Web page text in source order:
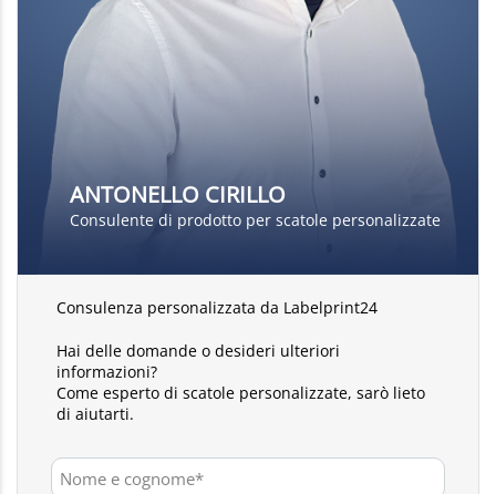
ANTONELLO CIRILLO
Consulente di prodotto per scatole personalizzate
Consulenza personalizzata da Labelprint24
Hai delle domande o desideri ulteriori
informazioni?
Come esperto di scatole personalizzate, sarò lieto
di aiutarti.